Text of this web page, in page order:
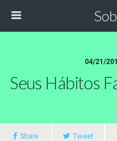
04/21/
Seus Hábitos
Share Tweet